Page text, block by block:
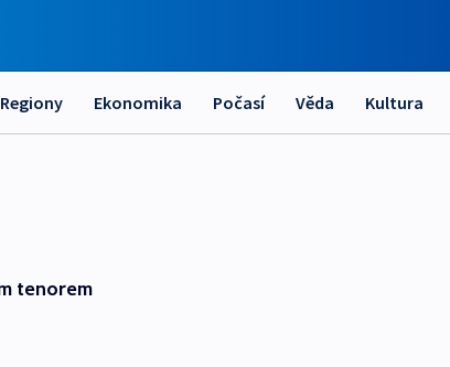
Regiony Ekonomika Počasí Věda Kultura
tenorem